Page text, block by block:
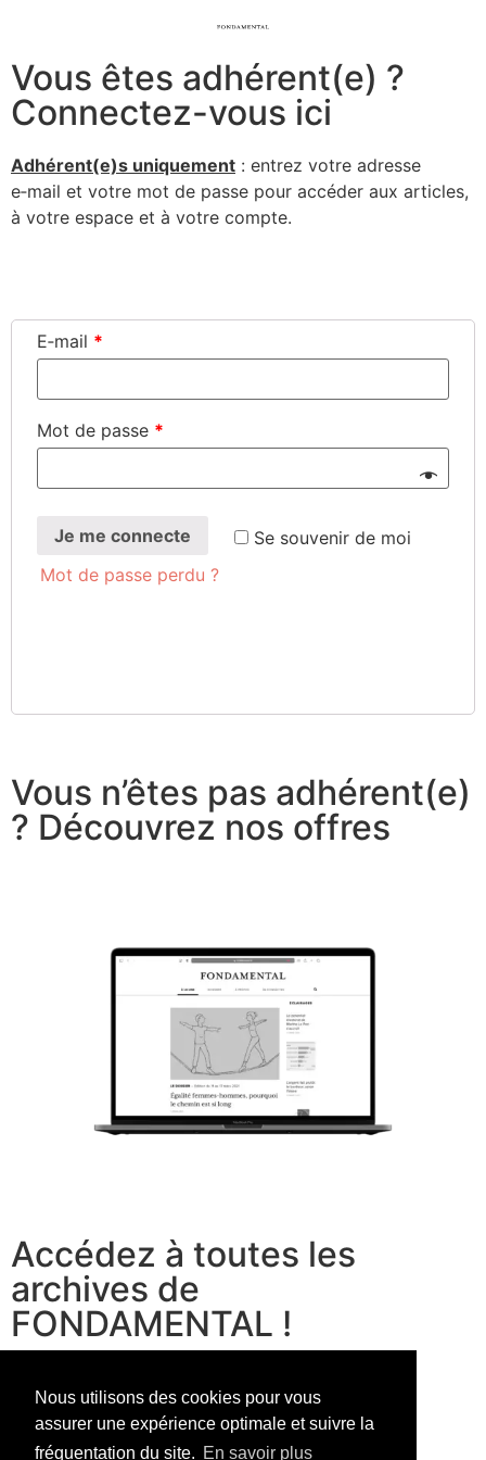
Nous utilisons des cookies pour vous
assurer une expérience optimale et suivre la
fréquentation du site. En savoir plus
Vous êtes adhérent(e) ?
Connectez-vous ici
Adhérent(e)s uni­que­ment : entrez votre adresse
e‑mail et votre mot de passe pour accé­der aux articles,
à votre espace et à votre compte.
E‑mail *
Mot de passe *
Se sou­ve­nir de moi
Je me connecte
Mot de passe perdu ?
Vous n’êtes pas adhérent(e)
? Découvrez nos offres
Accédez à toutes les
archives de
FONDAMENTAL !